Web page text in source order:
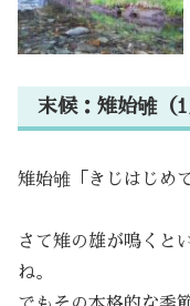
末候：雉始雊（1
雉始雊「きじはじめ
さて雉の雄が鳴くと
ね。